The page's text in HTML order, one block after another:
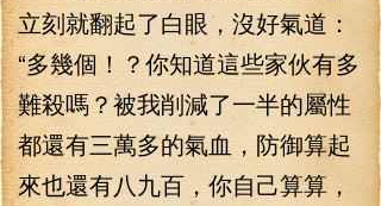
立刻就翻起了白眼，沒好氣道：
“多幾個！？你知道這些家伙有多
難殺嗎？被我削減了一半的屬性
都還有三萬多的氣血，防御算起
來也還有八九百，你自己算算，